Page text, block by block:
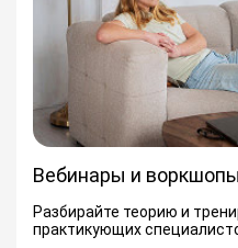
Вебинары и воркшопы
Разбирайте теорию и
практикующих